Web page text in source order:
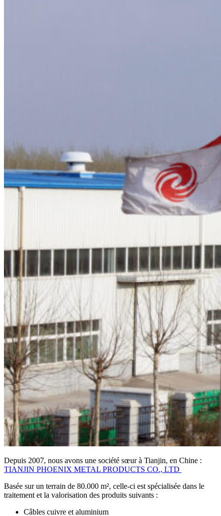
Depuis 2007, nous avons une société sœur à Tianjin, en Chine :
TIANJIN PHOENIX METAL PRODUCTS CO., LTD
Basée sur un terrain de 80.000 m², celle-ci est spécialisée dans le
traitement et la valorisation des produits suivants :
Câbles cuivre et aluminium